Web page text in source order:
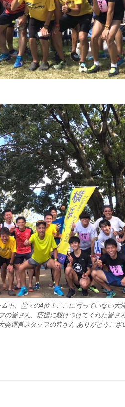
中、堂々の4位！ここに写っていない大
の皆さん、応援に駆けつけてくれた皆さ
会運営スタッフの皆さん ありがとうござ